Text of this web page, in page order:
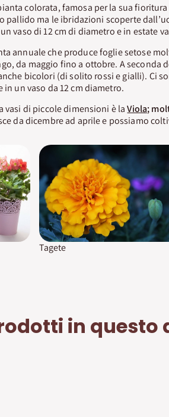
colorata, famosa per la sua
pallido ma le ibridazioni scoperte
vaso di 12 cm di diametro e in estate
annuale che produce foglie setose
da maggio fino a ottobre. A seconda
bicolori (di solito rossi e gialli). Ci
un vaso da 12 cm diametro.
vasi di piccole dimensioni è laViola;
da dicembre ad aprile e possiamo
Tagete
in questo